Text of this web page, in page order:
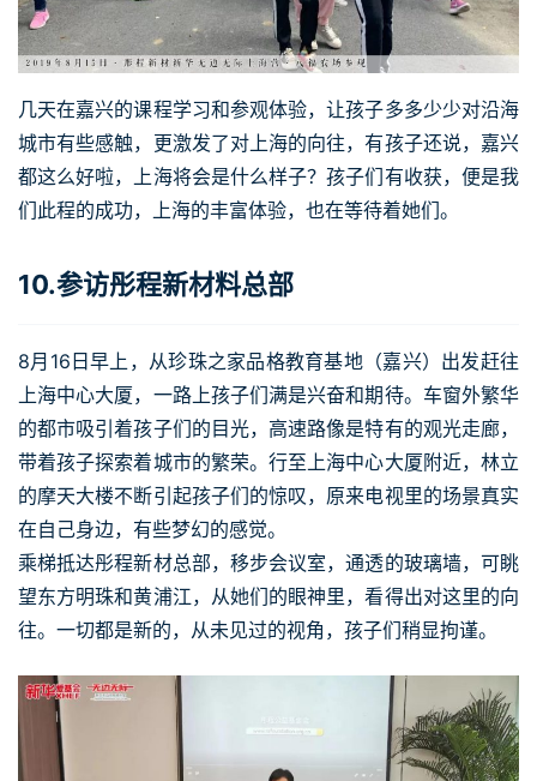
几天在嘉兴的课程学习和参观体验，让孩子多多少少对沿海
城市有些感触，更激发了对上海的向往，有孩子还说，嘉兴
都这么好啦，上海将会是什么样子？孩子们有收获，便是我
们此程的成功，上海的丰富体验，也在等待着她们。
10.参访彤程新材料总部
8月16日早上，从珍珠之家品格教育基地（嘉兴）出发赶往
上海中心大厦，一路上孩子们满是兴奋和期待。车窗外繁华
的都市吸引着孩子们的目光，高速路像是特有的观光走廊，
带着孩子探索着城市的繁荣。行至上海中心大厦附近，林立
的摩天大楼不断引起孩子们的惊叹，原来电视里的场景真实
在自己身边，有些梦幻的感觉。
乘梯抵达彤程新材总部，移步会议室，通透的玻璃墙，可眺
望东方明珠和黄浦江，从她们的眼神里，看得出对这里的向
往。一切都是新的，从未见过的视角，孩子们稍显拘谨。